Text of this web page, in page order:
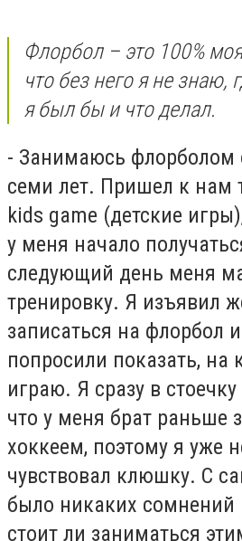
Флорбол – это 100%
что без него я не знаю,
я был бы и что делал.
- Занимаюсь флорболом
семи лет. Пришел к нам
kids game (детские
у меня начало
следующий день меня
тренировку. Я изъявил
записаться на флорбол
попросили показать, на
играю. Я сразу в
что у меня брат раньше
хоккеем, поэтому я уже
чувствовал клюшку. С
было никаких сомнений
стоит ли заниматься